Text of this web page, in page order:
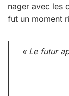
nager avec les
fut un moment
« Le futur